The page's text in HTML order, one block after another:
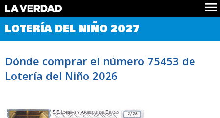
Comprobar Loteria del Niño
Premios
Noticias
Datos
LOTERÍA DEL NIÑO 2027
Dónde comprar el número 75453 de
Lotería del Niño 2026